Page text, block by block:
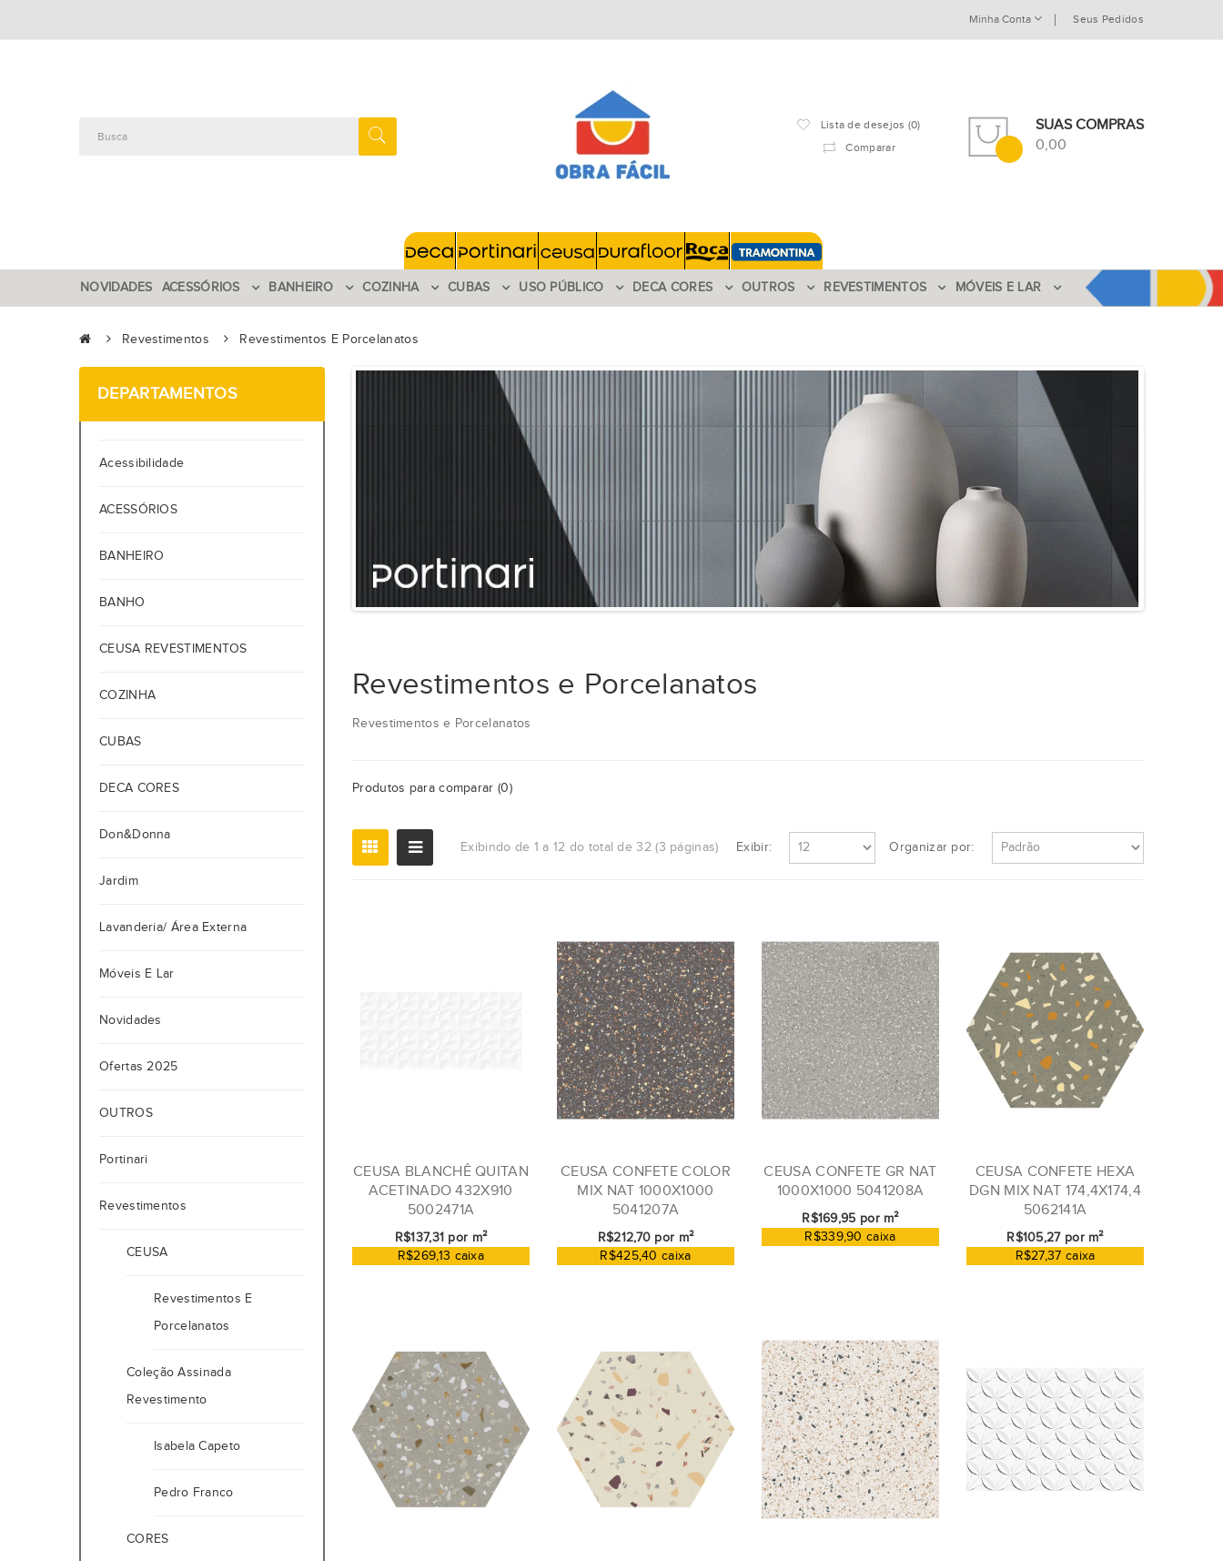
Minha Conta Seus Pedidos
Lista de desejos (0)
Comparar
SUAS COMPRAS
0,00
NOVIDADES ACESSÓRIOS BANHEIRO COZINHA CUBAS USO PÚBLICO DECA CORES OUTROS REVESTIMENTOS MÓVEIS E LAR
Revestimentos Revestimentos E Porcelanatos
DEPARTAMENTOS
Acessibilidade
ACESSÓRIOS
BANHEIRO
BANHO
CEUSA REVESTIMENTOS
COZINHA
CUBAS
DECA CORES
Don&Donna
Jardim
Lavanderia/ Área Externa
Móveis E Lar
Novidades
Ofertas 2025
OUTROS
Portinari
Revestimentos
CEUSA
Revestimentos E
Porcelanatos
Coleção Assinada
Revestimento
Isabela Capeto
Pedro Franco
CORES
Revestimentos e Porcelanatos
Revestimentos e Porcelanatos
Produtos para comparar (0)
Exibindo de 1 a 12 do total de 32 (3 páginas) Organizar por:
Exibir:
CEUSA BLANCHÊ QUITAN
ACETINADO 432X910
5002471A
R$137,31 por m²
R$269,13 caixa
CEUSA CONFETE COLOR
MIX NAT 1000X1000
5041207A
R$212,70 por m²
R$425,40 caixa
CEUSA CONFETE GR NAT
1000X1000 5041208A
R$169,95 por m²
R$339,90 caixa
CEUSA CONFETE HEXA
DGN MIX NAT 174,4X174,4
5062141A
R$105,27 por m²
R$27,37 caixa